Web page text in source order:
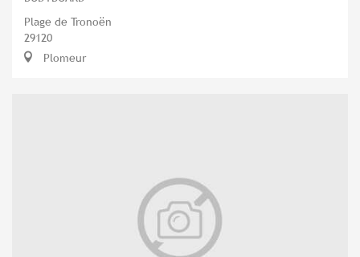
Plage de Tronoën
29120
Plomeur